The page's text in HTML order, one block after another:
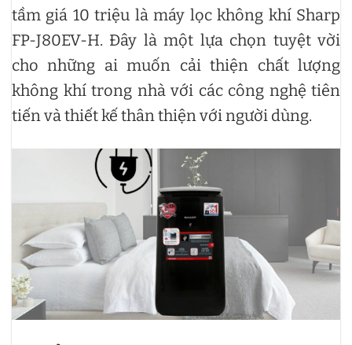
tầm giá 10 triệu là máy lọc không khí Sharp
FP-J80EV-H. Đây là một lựa chọn tuyệt vời
cho những ai muốn cải thiện chất lượng
không khí trong nhà với các công nghệ tiên
tiến và thiết kế thân thiện với người dùng.